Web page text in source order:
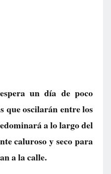
un día de poco
que oscilarán entre los
a lo largo del
caluroso y seco para
a la calle.